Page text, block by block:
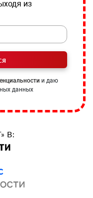
из
и даю
данных
В: